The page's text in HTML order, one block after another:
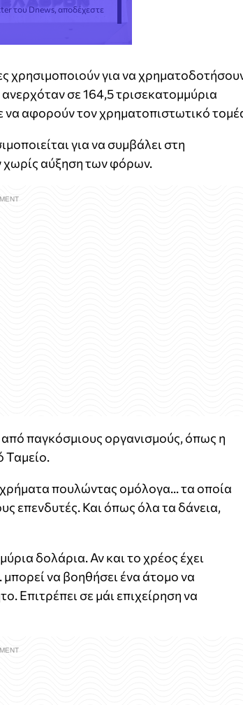
του Dnews, αποδέχεστε
χρησιμοποιούν για να
σε 164,5 τρισεκατομμύρια
να αφορούν τον χρηματοπιστωτικό
για να συμβάλει στη
αύξηση των φόρων.
παγκόσμιους οργανισμούς, όπως η
Ταμείο.
πουλώντας ομόλογα... τα οποία
επενδυτές. Και όπως όλα τα δάνεια,
δολάρια. Αν και το χρέος έχει
μπορεί να βοηθήσει ένα άτομο να
Επιτρέπει σε μάι επιχείρηση να